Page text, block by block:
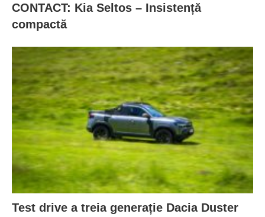
CONTACT: Kia Seltos – Insistență
compactă
Test drive a treia generație Dacia Duster